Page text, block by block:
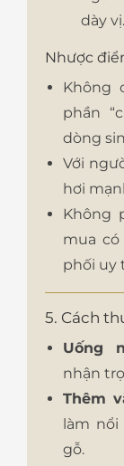
dày vị.
Nhược
Không
phần
dòng
Với
hơi
Không
mua
phối uy
5. Cách
Uống
nhận
Thêm
làm
gỗ.